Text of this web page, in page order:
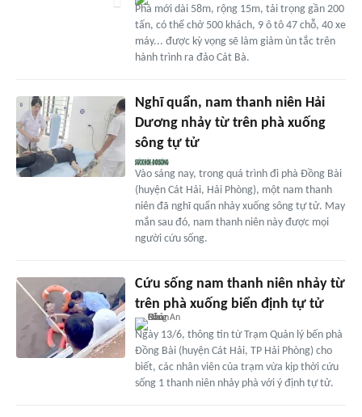
Phà mới dài 58m, rộng 15m, tải trọng gần 200
tấn, có thể chở 500 khách, 9 ô tô 47 chỗ, 40 xe
máy... được kỳ vọng sẽ làm giảm ùn tắc trên
hành trình ra đảo Cát Bà.
Nghĩ quẩn, nam thanh niên Hải
Dương nhảy từ trên phà xuống
sông tự tử
Vào sáng nay, trong quá trình đi phà Đồng Bài
(huyện Cát Hải, Hải Phòng), một nam thanh
niên đã nghĩ quẩn nhảy xuống sông tự tử. May
mắn sau đó, nam thanh niên này được mọi
người cứu sống.
Cứu sống nam thanh niên nhảy từ
trên phà xuống biển định tự tử
Ngày 13/6, thông tin từ Trạm Quản lý bến phà
Đồng Bài (huyện Cát Hải, TP Hải Phòng) cho
biết, các nhân viên của trạm vừa kịp thời cứu
sống 1 thanh niên nhảy phà với ý định tự tử.